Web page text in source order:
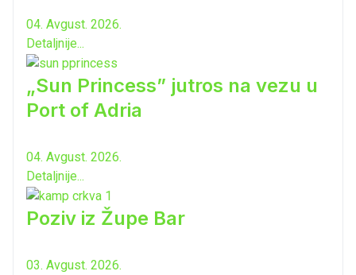
04. Avgust. 2026.
Detaljnije...
„Sun Princess” jutros na vezu u
Port of Adria
04. Avgust. 2026.
Detaljnije...
Poziv iz Župe Bar
03. Avgust. 2026.